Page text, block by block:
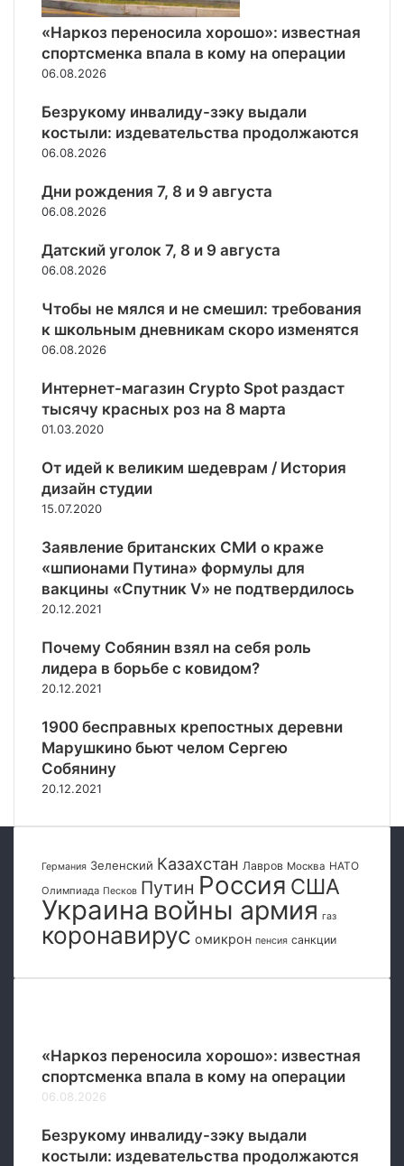
т
ь
и
т
о
и
и
е
с
у
б
л
к
и
П
и
ч
е
м
о
р
е
н
и
я
п
и
и
м
и
ь
-
о
с
м
ь
м
с
я
е
в
о
с
т
ч
ь
к
е
к
и
в
н
о
о
и
м
у
н
и
т
и
р
е
ь
з
о
в
т
ь
х
а
н
л
и
а
н
ы
х
п
о
т
и
Р
о
с
с
и
ы
й
г
о
р
о
г
р
м
а
t
e
o
T
T
o
p
к
а
к
о
в
м
с
т
ь
а
б
о
у
с
к
л
е
т
к
и
м
п
к
т
а
и
т
р
о
в
«
Т
а
в
о
р
о
ж
а
е
т
п
о
х
д
и
с
«Наркоз переносила хорошо»: известная
спортсменка впала в кому на операции
06.08.2026
Безрукому инвалиду-зэку выдали
костыли: издевательства продолжаются
06.08.2026
Дни рождения 7, 8 и 9 августа
06.08.2026
Датский уголок 7, 8 и 9 августа
06.08.2026
Чтобы не мялся и не смешил: требования
к школьным дневникам скоро изменятся
06.08.2026
Интернет-магазин Crypto Spot раздаст
тысячу красных роз на 8 марта
01.03.2020
От идей к великим шедеврам / История
дизайн студии
15.07.2020
Заявление британских СМИ о краже
«шпионами Путина» формулы для
вакцины «Спутник V» не подтвердилось
20.12.2021
Почему Собянин взял на себя роль
лидера в борьбе с ковидом?
20.12.2021
1900 бесправных крепостных деревни
Марушкино бьют челом Сергею
Собянину
20.12.2021
Германия Зеленский Казахстан Лавров Москва НАТО
Олимпиада Песков Путин Россия США
Украина войны армия газ
коронавирус омикрон пенсия санкции
«Наркоз переносила хорошо»: известная
спортсменка впала в кому на операции
06.08.2026
Безрукому инвалиду-зэку выдали
костыли: издевательства продолжаются